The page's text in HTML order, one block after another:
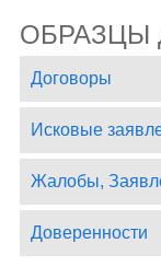
ОБРАЗЦЫ
Договоры
Исковые
Жалобы,
Доверенности